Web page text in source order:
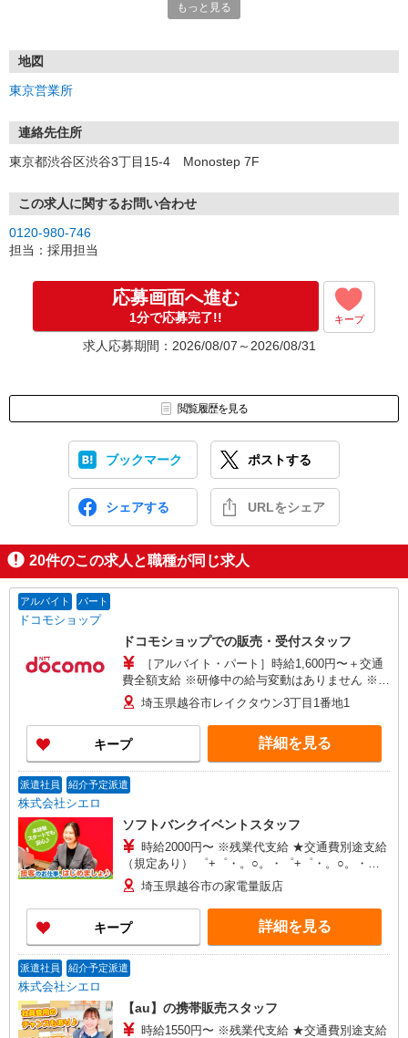
①応募から3営業日を目安に、メールorお電話でご連絡します。
★スマホでWEB面接（LINEなど）・出張面接・事務所面接と選べま
す
③面接実施（履歴書不要）
※ご希望があれば、職場見学の調整もOKです！
お気軽にご応募ください♪
もっと見る
地図
東京営業所
連絡先住所
東京都渋谷区渋谷3丁目15-4 Monostep 7F
この求人に関するお問い合わせ
0120-980-746
担当：採用担当
応募画面へ進む
1分で応募完了!! キープ
求人応募期間：2026/08/07～2026/08/31
閲覧履歴を見る
ブックマーク ポストする
シェアする URLをシェア
20件のこの求人と職種が同じ求人
アルバイト パート
ドコモショップ
ドコモショップでの販売・受付スタッフ
［アルバイト・パート］時給1,600円〜＋交通
費全額支給 ※研修中の給与変動はありません ※年
2回の昇給チャンスあり
埼玉県越谷市レイクタウン3丁目1番地1
キープ 詳細を見る
派遣社員 紹介予定派遣
株式会社シエロ
ソフトバンクイベントスタッフ
時給2000円〜 ※残業代支給 ★交通費別途支給
（規定あり） ゜+゜・。○。・゜+゜・。○。・゜
+゜ 入社祝い金10万円支給(規定有) お友達を紹介
頂くと, インセンティブ支給(規定有) ★月2回払
い・週払い可能（規程有）★ ゜・。○。・゜
+゜・。○。・゜+゜
埼玉県越谷市の家電量販店
キープ 詳細を見る
派遣社員 紹介予定派遣
株式会社シエロ
【au】の携帯販売スタッフ
時給1550円〜 ※残業代支給 ★交通費別途支給